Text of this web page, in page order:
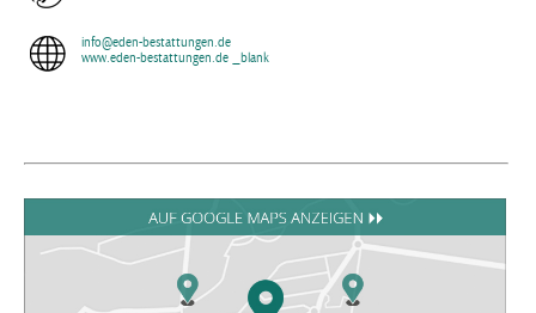
info@eden-bestattungen.de
www.eden-bestattungen.de _blank